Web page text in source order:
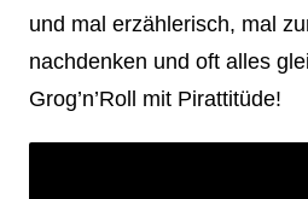
und mal erzählerisch, mal
nachdenken und oft alles
Grog’n’Roll mit Pirattitüde!